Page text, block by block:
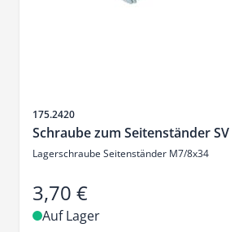
Artikelnr.
175.2420
Schraube zum Seitenständer SV
Lagerschraube Seitenständer M7/8x34
3,70 €
Auf Lager